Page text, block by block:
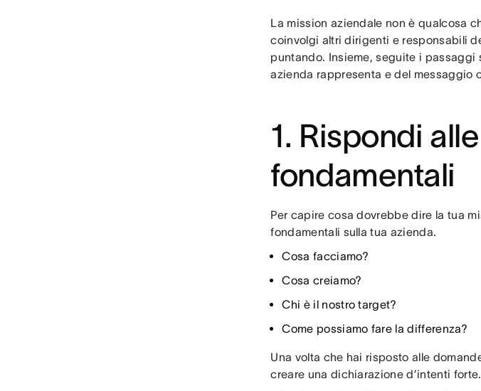
La mission aziendale non è qualcosa
coinvolgi altri dirigenti e responsabili
puntando. Insieme, seguite i
azienda rappresenta e del messaggio
1. Rispondi
fondamentali
Per capire cosa dovrebbe dire la tua
fondamentali sulla tua azienda.
Cosa facciamo?
Cosa creiamo?
Chi è il nostro target?
Come possiamo fare la differenza?
Una volta che hai risposto alle
creare una dichiarazione d’intenti forte.